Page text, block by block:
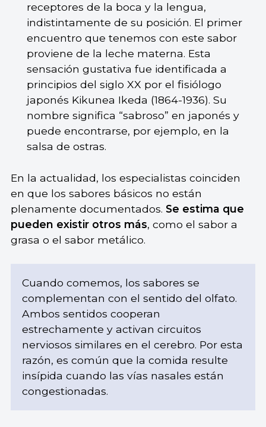
receptores de la boca y la lengua,
indistintamente de su posición. El primer
encuentro que tenemos con este sabor
proviene de la leche materna. Esta
sensación gustativa fue identificada a
principios del siglo XX por el fisiólogo
japonés Kikunea Ikeda (1864-1936). Su
nombre significa “sabroso” en japonés y
puede encontrarse, por ejemplo, en la
salsa de ostras.
En la actualidad, los especialistas coinciden
en que los sabores básicos no están
plenamente documentados. Se estima que
pueden existir otros más, como el sabor a
grasa o el sabor metálico.
Cuando comemos, los sabores se
complementan con el sentido del olfato.
Ambos sentidos cooperan
estrechamente y activan circuitos
nerviosos similares en el cerebro. Por esta
razón, es común que la comida resulte
insípida cuando las vías nasales están
congestionadas.